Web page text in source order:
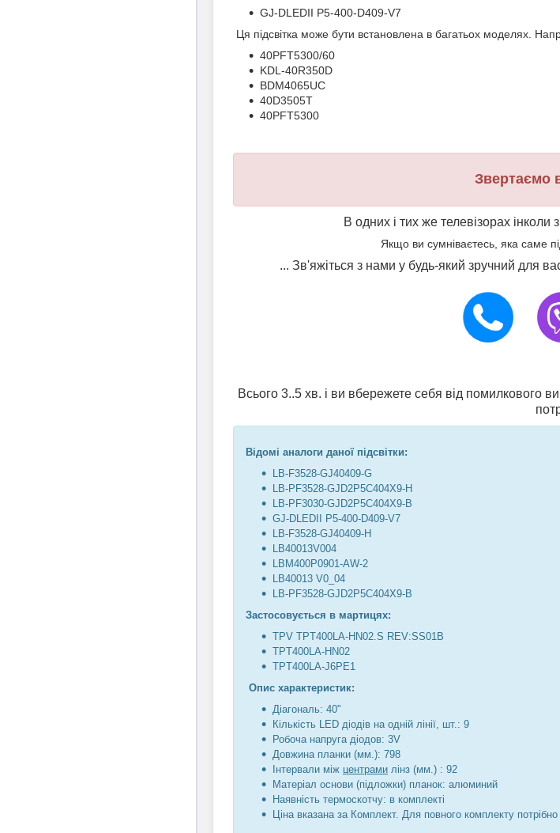
GJ-DLEDII P5-400-D409-V7
Ця підсвітка може бути встановлена в багатьох моделях.
40PFT5300/60
KDL-40R350D
BDM4065UC
40D3505T
40PFT5300
Звертаємо
В одних і тих же телевізорах інколи
Якщо ви сумніваєтесь, яка саме
... Зв'яжіться з нами у будь-який зручний для
Всього 3..5 хв. і ви вбережете себя від помилкового
Відомі аналоги даної підсвітки:
LB-F3528-GJ40409-G
LB-PF3528-GJD2P5C404X9-H
LB-PF3030-GJD2P5C404X9-B
GJ-DLEDII P5-400-D409-V7
LB-F3528-GJ40409-H
LB40013V004
LBM400P0901-AW-2
LB40013 V0_04
LB-PF3528-GJD2P5C404X9-B
Застосовується в мартицях:
TPV TPT400LA-HN02.S REV:SS01B
TPT400LA-HN02
TPT400LA-J6PE1
Опис характеристик:
Діагональ: 40"
Кількість LED діодів на одній лінії, шт.: 9
Робоча напруга діодов: 3V
Довжина планки (мм.): 798
Інтервали між центрами лінз (мм.) : 92
Матеріал основи (підложки) планок: алюминий
Наявність термоскотчу: в комплекті
Ціна вказана за Комплект. Для повного комплекту потрібно